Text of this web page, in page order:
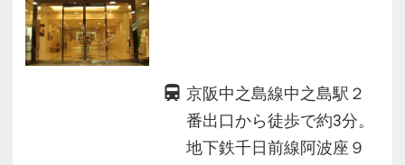
京阪中之島線中之島駅２
番出口から徒歩で約3分。
地下鉄千日前線阿波座９